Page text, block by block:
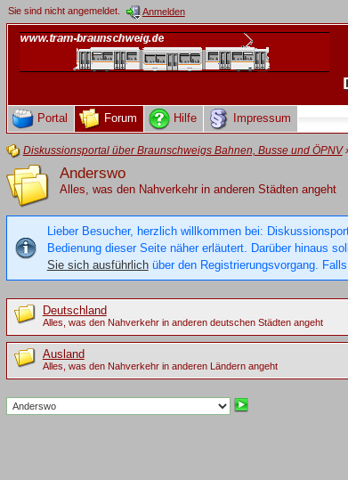
Sie sind nicht angemeldet. Anmelden
Portal Forum Hilfe Impressum
Diskussionsportal über Braunschweigs Bahnen, Busse und ÖPNV
Anderswo
Alles, was den Nahverkehr in anderen Städten angeht
Lieber Besucher, herzlich willkommen bei:
Bedienung dieser Seite näher erläutert. Darüber hinaus
Sie sich ausführlichüber den Registrierungsvorgang.
Deutschland
Alles, was den Nahverkehr in anderen deutschen Städten angeht
Ausland
Alles, was den Nahverkehr in anderen Ländern angeht